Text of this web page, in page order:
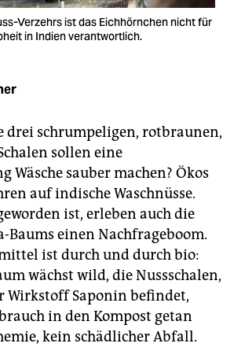
Verzehrs ist das Eichhörnchen nicht für
in Indien verantwortlich.
drei schrumpeligen, rotbraunen,
sollen eine
Wäsche sauber machen? Ökos
auf indische Waschnüsse.
ist, erleben auch die
Baums einen Nachfrageboom.
ist durch und durch bio:
wächst wild, die Nussschalen,
Wirkstoff Saponin befindet,
in den Kompost getan
kein schädlicher Abfall.